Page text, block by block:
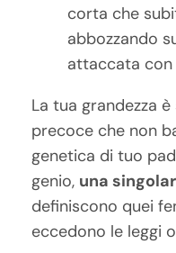
corta che
abbozzando
attaccata con
La tua grandezza
precoce che non
genetica di tuo
genio, una
definiscono quei
eccedono le leggi